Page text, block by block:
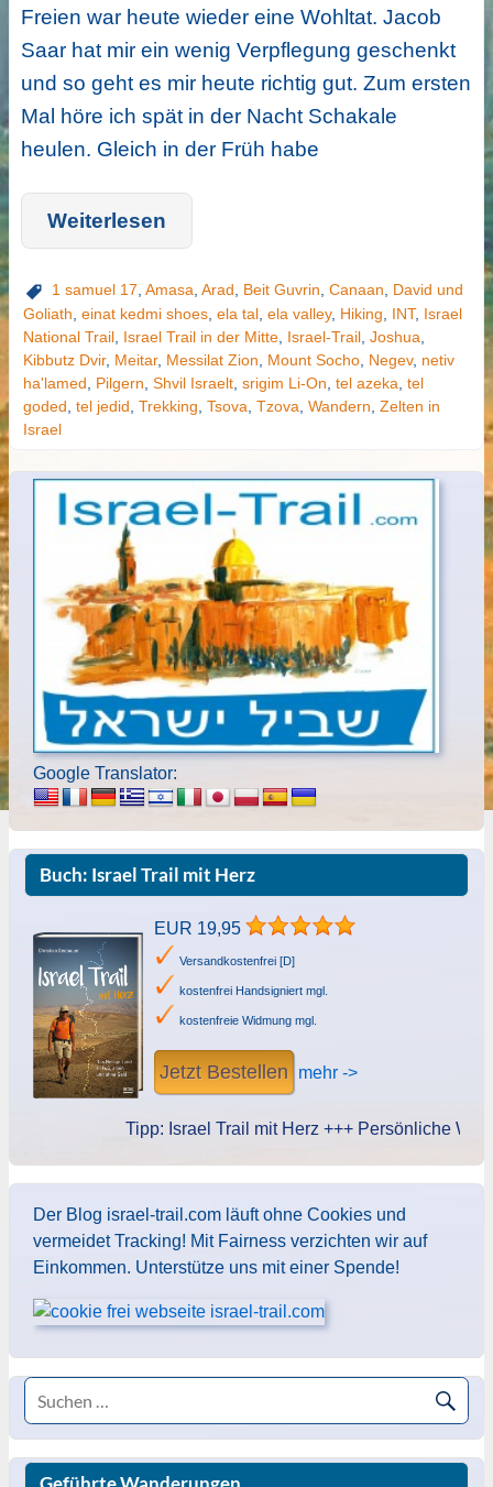
Freien war heute wieder eine Wohltat. Jacob
Saar hat mir ein wenig Verpflegung geschenkt
und so geht es mir heute richtig gut. Zum ersten
Mal höre ich spät in der Nacht Schakale
heulen. Gleich in der Früh habe
Weiterlesen
1 samuel 17 Amasa Arad Beit Guvrin Canaan
David und
Goliath einat kedmi shoes, ela tal, ela valley, Hiking INT, Israel
National Trail, Israel Trail in der Mitte, Israel-Trail, Joshua
Kibbutz Dvir, Meitar, Messilat Zion Mount Socho, Negev, netiv
ha'lamed
Pilgern Shvil Israelt, srigim Li-On tel azeka tel
goded tel jedid Trekking Tsova Tzova Wandern Zelten in
Israel
Google Translator:
Buch: Israel Trail mit Herz
EUR 19,95
Versandkostenfrei [D]
kostenfrei Handsigniert mgl.
kostenfreie Widmung mgl.
Jetzt Bestellen mehr ->
Tipp: Israel Trail mit Herz +++ Persönliche
Der Blog israel-trail.com läuft ohne Cookies und
vermeidet Tracking! Mit Fairness verzichten wir auf
Einkommen. Unterstütze uns mit einer Spende!